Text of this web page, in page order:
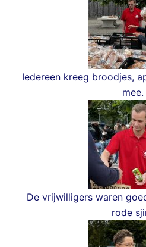
Iedereen kreeg broodjes,
mee.
De vrijwilligers waren
rode